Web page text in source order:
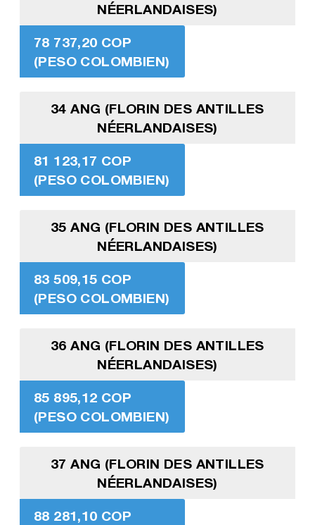
NÉERLANDAISES)
78 737,20 COP
(PESO COLOMBIEN)
34 ANG (FLORIN DES ANTILLES
NÉERLANDAISES)
81 123,17 COP
(PESO COLOMBIEN)
35 ANG (FLORIN DES ANTILLES
NÉERLANDAISES)
83 509,15 COP
(PESO COLOMBIEN)
36 ANG (FLORIN DES ANTILLES
NÉERLANDAISES)
85 895,12 COP
(PESO COLOMBIEN)
37 ANG (FLORIN DES ANTILLES
NÉERLANDAISES)
88 281,10 COP